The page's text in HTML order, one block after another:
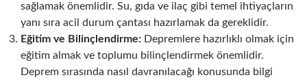
sağlamak önemlidir. Su, gıda ve ilaç gibi temel ihtiyaçların
yanı sıra acil durum çantası hazırlamak da gereklidir.
Eğitim ve Bilinçlendirme: Depremlere hazırlıklı olmak için
eğitim almak ve toplumu bilinçlendirmek önemlidir.
Deprem sırasında nasıl davranılacağı konusunda bilgi